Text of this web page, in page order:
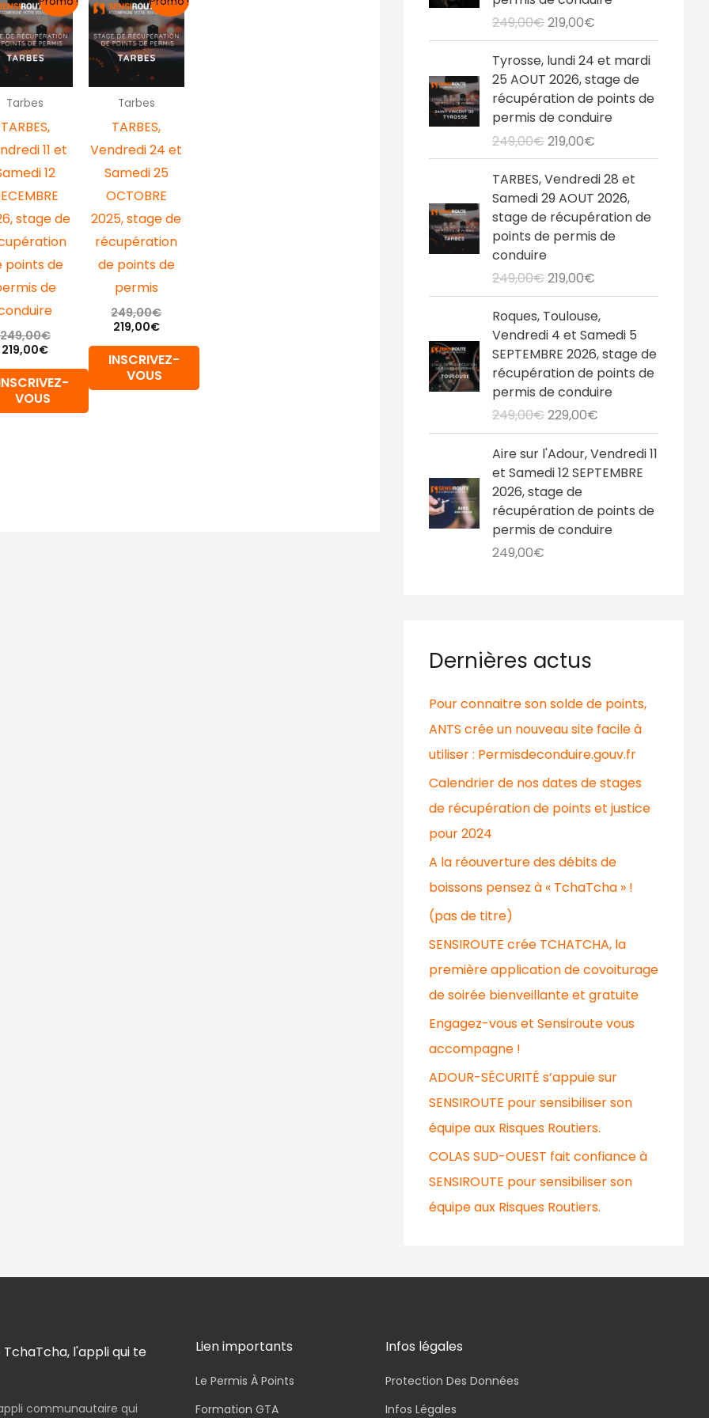
Tarbes
TARBES,
11 et
12
stage de
points de
de
249,00€
prix
initial
était :
249,00€.
219,00€
prix
actuel
est :
219,00€.
VOUS
Tarbes
TARBES,
Vendredi 24 et
Samedi 25
OCTOBRE
2025, stage de
récupération
de points de
permis
249,00€
prix
initial
était :
249,00€.
219,00€
prix
actuel
est :
219,00€.
INSCRIVEZ-
VOUS
249,00€
i
x
n
t
i
a
l
é
t
a
i
:
2
4
9
,
0
0
.
219,00€
i
c
t
u
e
e
s
t
:
9
,
0
0
€
.
Tyrosse, lundi 24 et mardi
25 AOUT 2026, stage de
récupération de points de
permis de conduire
249,00€
L
e
p
x
n
i
t
i
l
é
t
a
i
t
:
2
4
9
,
0
0
219,00€
r
c
t
u
e
s
t
:
2
1
9
,
0
0
TARBES, Vendredi 28 et
Samedi 29 AOUT 2026,
stage de récupération de
points de permis de
conduire
249,00€
L
e
p
r
i
i
i
t
i
a
l
é
t
a
i
t
:
€
219,00€
L
e
p
r
i
t
u
e
e
s
t
:
1
9
Roques, Toulouse,
Vendredi 4 et Samedi 5
SEPTEMBRE 2026, stage de
récupération de points de
permis de conduire
249,00€
L
e
p
r
i
i
t
i
a
l
:
4
9
0
0
€
229,00€
e
r
i
t
u
l
e
0
0
.
Aire sur l'Adour, Vendredi 11
et Samedi 12 SEPTEMBRE
2026, stage de
récupération de points de
permis de conduire
249,00€
Dernières actus
Pour connaitre son solde de points,
ANTS crée un nouveau site facile à
utiliser : Permisdeconduire.gouv.fr
Calendrier de nos dates de stages
de récupération de points et justice
pour 2024
A la réouverture des débits de
boissons pensez à « TchaTcha » !
(pas de titre)
SENSIROUTE crée TCHATCHA, la
première application de covoiturage
de soirée bienveillante et gratuite
Engagez-vous et Sensiroute vous
accompagne !
ADOUR-SÉCURITÉ s’appuie sur
SENSIROUTE pour sensibiliser son
équipe aux Risques Routiers.
COLAS SUD-OUEST fait confiance à
SENSIROUTE pour sensibiliser son
équipe aux Risques Routiers.
l'appli qui te
communautaire qui
Lien importants
Le Permis À Points
Formation GTA
Infos légales
Protection Des Données
Infos Légales